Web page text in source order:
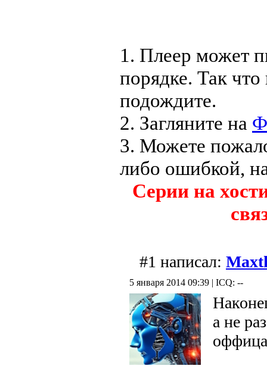
1. Плеер может
порядке. Так
подождите.
2. Загляните на
3. Можете
либо ошибкой,
Серии на
#1 написал:
5 января 2014 09:39 | ICQ: --
а не